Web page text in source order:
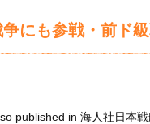
にも参戦・前ド
published in 海人社日本